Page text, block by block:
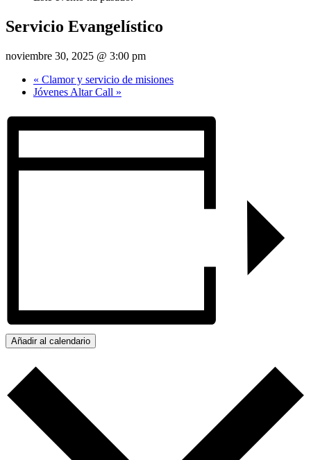
Servicio Evangelístico
noviembre 30, 2025 @ 3:00 pm
« Clamor y servicio de misiones
Jóvenes Altar Call »
Añadir al calendario